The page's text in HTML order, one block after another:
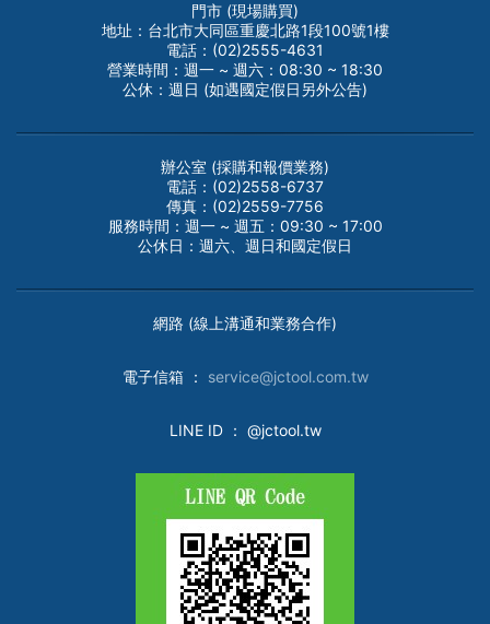
門市 (現場購買)
地址：台北市大同區重慶北路1段100號1樓
電話：(02)2555-4631
營業時間：週一 ~ 週六：08:30 ~ 18:30
公休：週日 (如遇國定假日另外公告)
辦公室 (採購和報價業務)
電話：(02)2558-6737
傳真：(02)2559-7756
服務時間：週一 ~ 週五：09:30 ~ 17:00
公休日：週六、週日和國定假日
網路 (線上溝通和業務合作)
電子信箱 ： service@jctool.com.tw
LINE ID： @jctool.tw